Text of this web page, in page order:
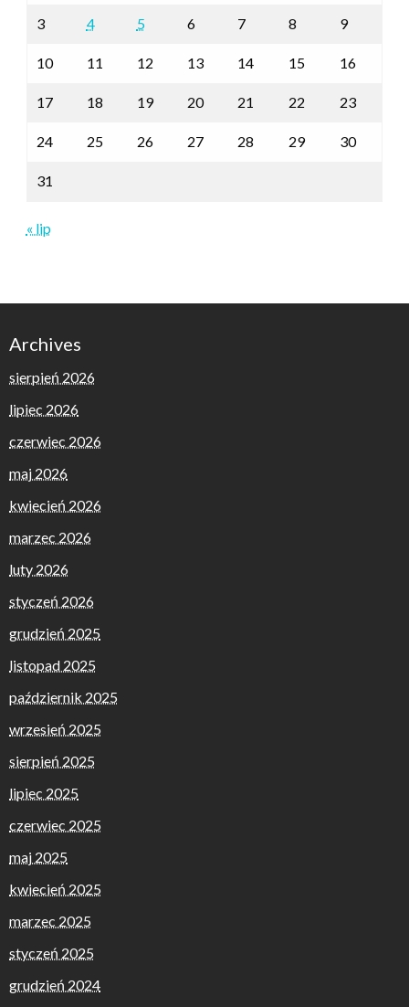
3 4 5 6 7 8 9
10 11 12 13 14 15 16
17 18 19 20 21 22 23
24 25 26 27 28 29 30
31
« lip
Archives
sierpień 2026
lipiec 2026
czerwiec 2026
maj 2026
kwiecień 2026
marzec 2026
luty 2026
styczeń 2026
grudzień 2025
listopad 2025
październik 2025
wrzesień 2025
sierpień 2025
lipiec 2025
czerwiec 2025
maj 2025
kwiecień 2025
marzec 2025
styczeń 2025
grudzień 2024